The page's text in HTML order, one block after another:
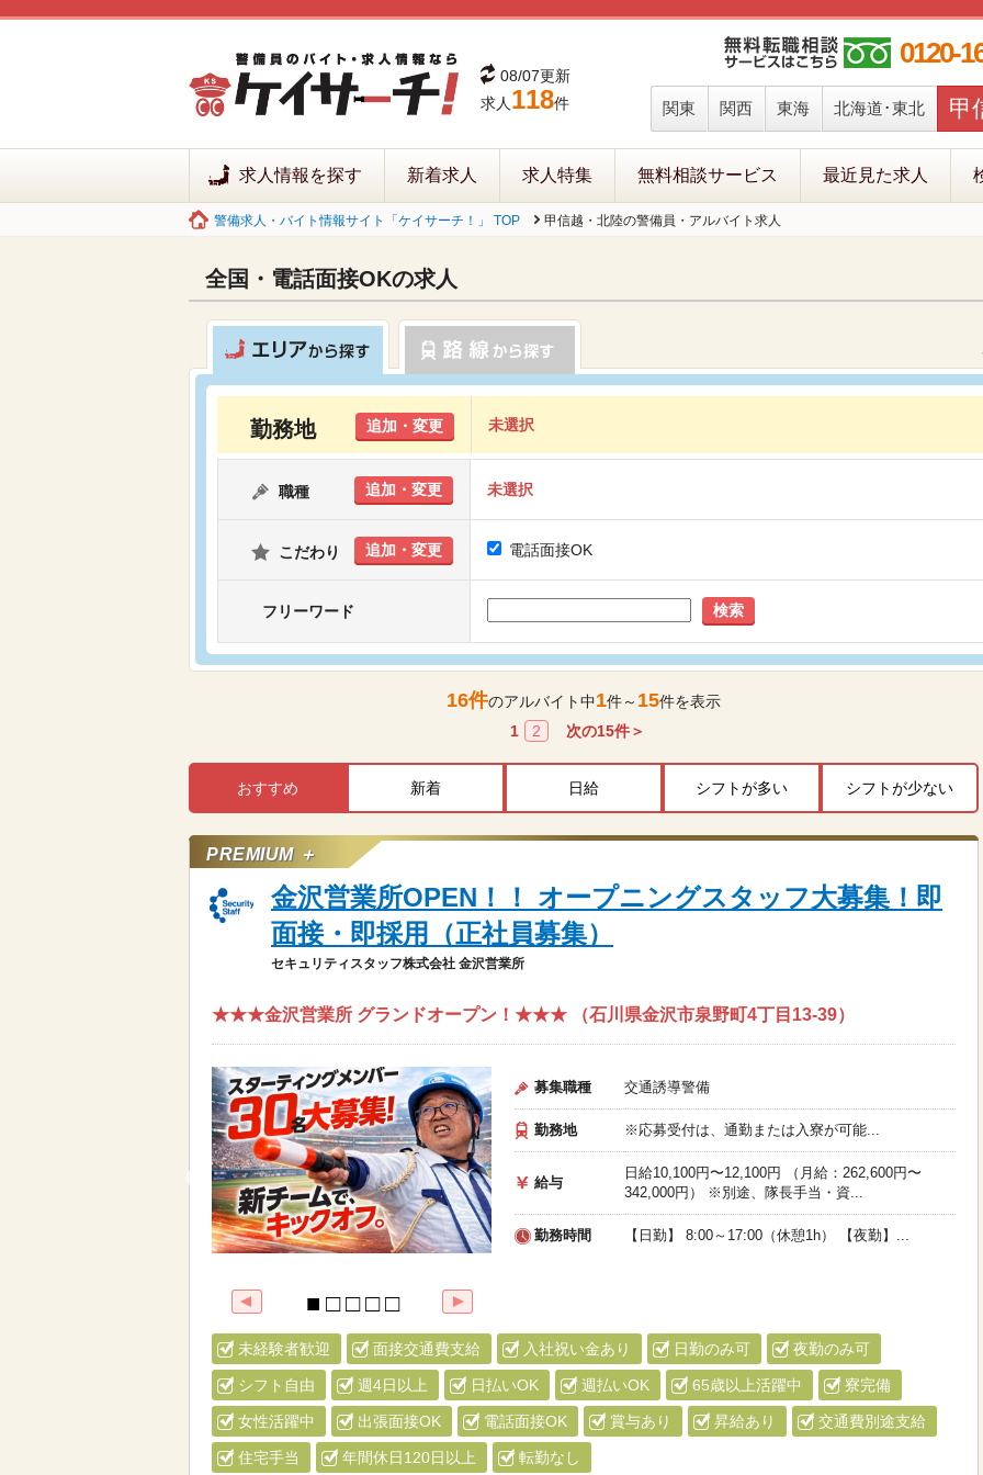
08/07更新
求人 118件
0120-
関東 関西 東海 北海道･東北 甲
求人情報を探す 新着求人 求人特集 無料相談サービス 最近見た求人
警備求人・バイト情報サイト「ケイサーチ！」 TOP 甲信越・北陸の警備員・アルバイト求人
全国・電話面接OKの求人
勤務地 追加・変更 未選択
職種 追加・変更 未選択
こだわり 追加・変更 電話面接OK
フリーワード 検索
16件のアルバイト中1件～ 15件を表示
1
2 次の15件＞
おすすめ 新着 日給 シフトが多い シフトが少ない
PREMIUM ＋
金沢営業所OPEN！！ オープニングスタッフ大募集！即
面接・即採用（正社員募集）
セキュリティスタッフ株式会社 金沢営業所
★★★金沢営業所 グランドオープン！★★★ （石川県金沢市泉野町4丁目13-39）
募集職種 交通誘導警備
勤務地 ※応募受付は、通勤または入寮が可能...
給与
日給10,100円〜12,100円 （月給：262,600円〜
342,000円） ※別途、隊長手当・資...
勤務時間 【日勤】 8:00～17:00（休憩1h） 【夜勤】...
未経験者歓迎 面接交通費支給 入社祝い金あり 日勤のみ可 夜勤のみ可
シフト自由 週4日以上 日払いOK 週払いOK 65歳以上活躍中 寮完備
女性活躍中 出張面接OK 電話面接OK 賞与あり 昇給あり 交通費別途支給
住宅手当 年間休日120日以上 転勤なし